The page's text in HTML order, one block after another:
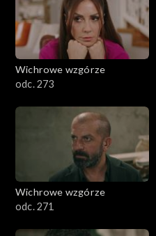
Wichrowe wzgórze
odc. 273
Wichrowe wzgórze
odc. 271